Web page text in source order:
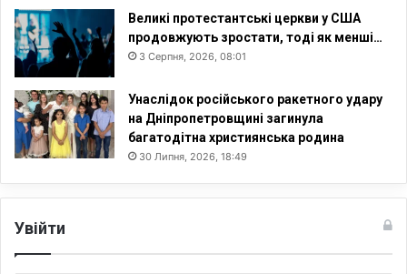
Великі протестантські церкви у США
продовжують зростати, тоді як менші…
3 Серпня, 2026, 08:01
Унаслідок російського ракетного удару
на Дніпропетровщині загинула
багатодітна християнська родина
30 Липня, 2026, 18:49
Увійти